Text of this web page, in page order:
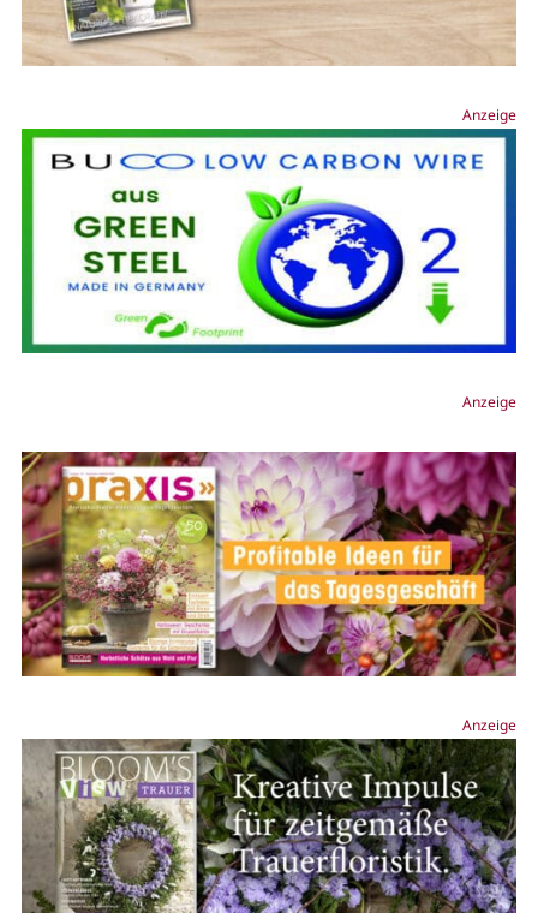
Anzeige
Anzeige
Anzeige